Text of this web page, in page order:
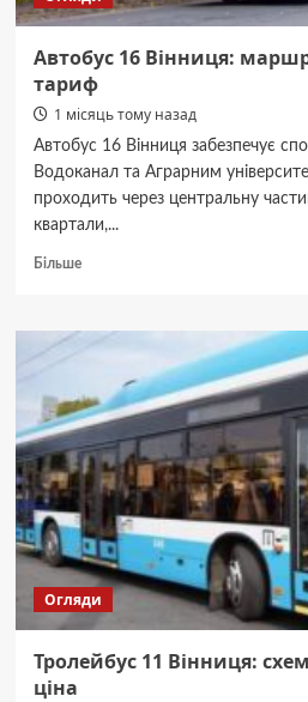
Автобус 16 Вінниця:
тариф
1 місяць тому назад
Автобус 16 Вінниця забезпечує
Водоканал та Аграрним
проходить через центральну
квартали,...
БільшеДокладніше
16
Вінниця:
графік
руху
тариф
Огляди
Тролейбус 11 Вінниця:
ціна